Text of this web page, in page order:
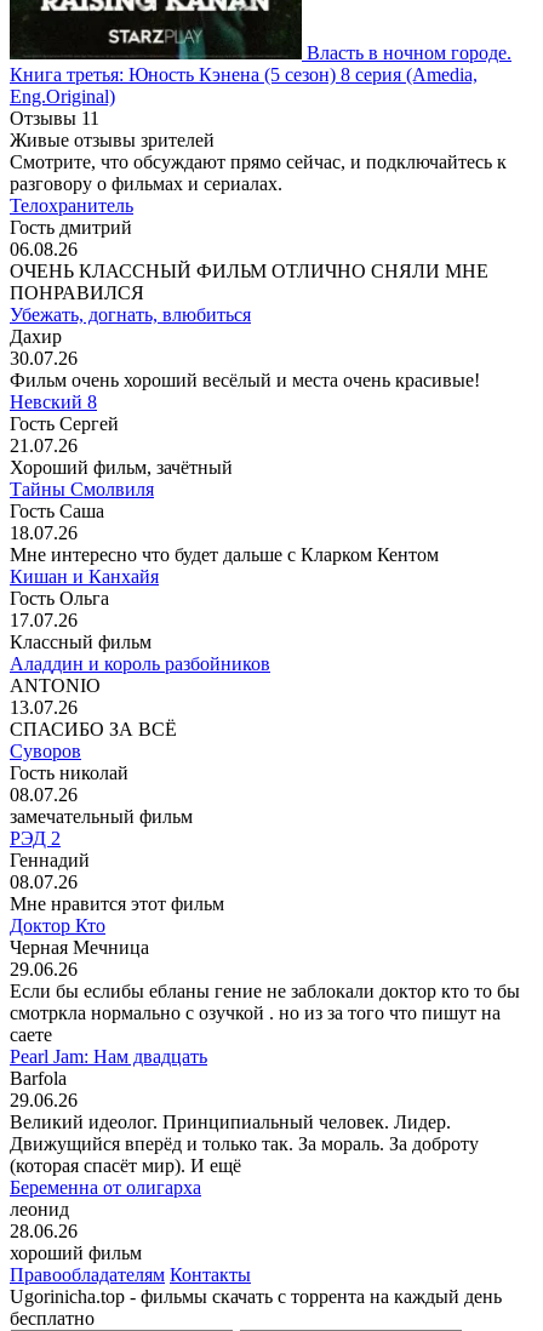
Власть в ночном городе.
Книга третья: Юность Кэнена (5 сезон) 8 серия (Amedia,
Eng.Original)
Отзывы 11
Живые отзывы зрителей
Смотрите, что обсуждают прямо сейчас, и подключайтесь к
разговору о фильмах и сериалах.
Телохранитель
Гость дмитрий
06.08.26
ОЧЕНЬ КЛАССНЫЙ ФИЛЬМ ОТЛИЧНО СНЯЛИ МНЕ
ПОНРАВИЛСЯ
Убежать, догнать, влюбиться
Дахир
30.07.26
Фильм очень хороший весёлый и места очень красивые!
Невский 8
Гость Сергей
21.07.26
Хороший фильм, зачётный
Тайны Смолвиля
Гость Саша
18.07.26
Мне интересно что будет дальше с Кларком Кентом
Кишан и Канхайя
Гость Ольга
17.07.26
Классный фильм
Аладдин и король разбойников
ANTONIO
13.07.26
СПАСИБО ЗА ВСЁ
Суворов
Гость николай
08.07.26
замечательный фильм
РЭД 2
Геннадий
08.07.26
Мне нравится этот фильм
Доктор Кто
Черная Мечница
29.06.26
Если бы еслибы ебланы гение не заблокали доктор кто то бы
смотркла нормально с озучкой . но из за того что пишут на
саете
Pearl Jam: Нам двадцать
Barfola
29.06.26
Великий идеолог. Принципиальный человек. Лидер.
Движущийся вперёд и только так. За мораль. За доброту
(которая спасёт мир). И ещё
Беременна от олигарха
леонид
28.06.26
хороший фильм
Правообладателям Контакты
Ugorinicha.top - фильмы скачать с торрента на каждый день
бесплатно